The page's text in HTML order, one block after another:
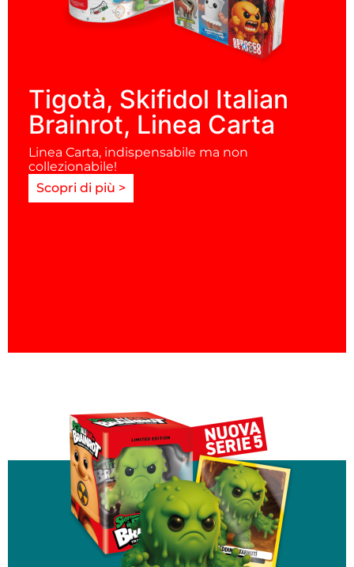
Tigotà, Skifidol Italian
Brainrot, Linea Carta
Linea Carta, indispensabile ma non
collezionabile!
Scopri di più >